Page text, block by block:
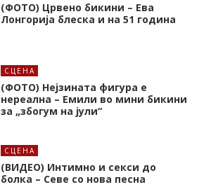
(ФОТО) Црвено бикини – Ева
Лонгорија блеска и на 51 година
СЦЕНА
(ФОТО) Нејзината фигура е
нереална – Емили во мини бикини
за „збогум на јули“
СЦЕНА
(ВИДЕО) Интимно и секси до
болка – Севе со нова песна